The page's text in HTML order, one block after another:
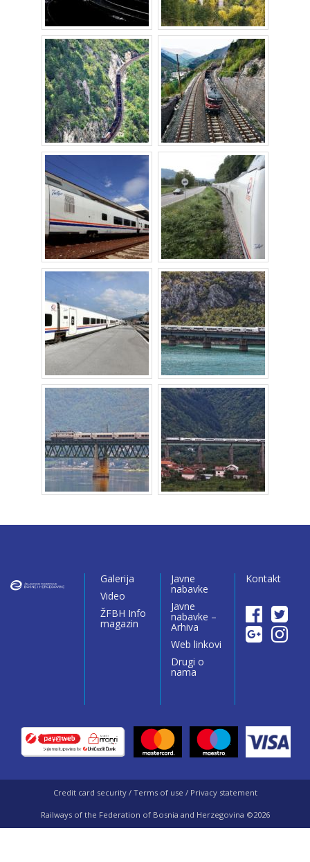
Galerija
Video
ŽFBH Info
magazin
Javne
nabavke
Javne
nabavke –
Arhiva
Web linkovi
Drugi o
nama
Kontakt
Credit card security / Terms of use / Privacy statement
Railways of the Federation of Bosnia and Herzegovina ©2026